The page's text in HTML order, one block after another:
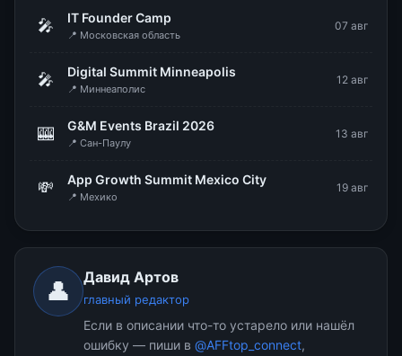
🎤 IT Founder Camp
📍 Московская область
07 авг
🎤 Digital Summit Minneapolis
📍 Миннеаполис
12 авг
🎰 G&M Events Brazil 2026
📍 Сан-Паулу
13 авг
💸 App Growth Summit Mexico City
📍 Мехико
19 авг
👤 Давид Артов
главный редактор
Если в описании что-то устарело или нашёл
ошибку — пиши в @AFFtop_connect,